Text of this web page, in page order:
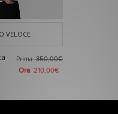
VELOCE
Prima350,00€
Ora 210,00€